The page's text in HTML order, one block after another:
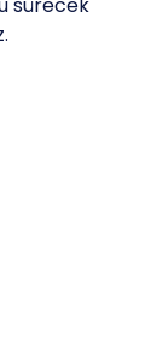
sürecek